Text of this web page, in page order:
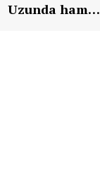
Uzunda ham…